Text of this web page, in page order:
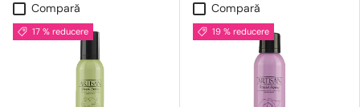
Compară
17 % reducere
Compară
19 % reducere